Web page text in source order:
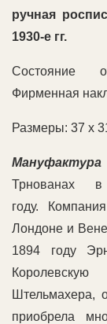
ручная
1930-е гг.
Состояние
Фирменная
Размеры: 37 х
Трнованах
году.
Лондоне и
1894 году
Штельмахера,
приобрела